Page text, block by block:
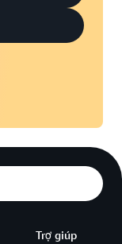
Trợ giúp